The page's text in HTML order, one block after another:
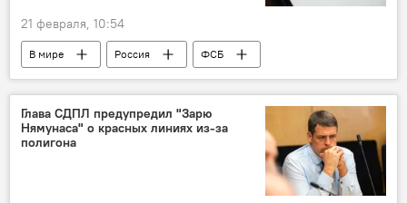
21 февраля, 10:54
В мире Россия
ФСБ
ФСБ России
социальные сети
интернет
безопасность Украина
Глава СДПЛ предупредил "Зарю
Нямунаса" о красных линиях из-за
полигона